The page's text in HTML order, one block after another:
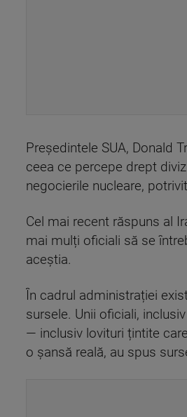
Președintele SUA, Donald
ceea ce percepe drept
negocierile nucleare,
Cel mai recent răspuns al
mai mulți oficiali să se
aceștia.
În cadrul administrației
sursele. Unii oficiali,
— inclusiv lovituri țintite
o șansă reală, au spus